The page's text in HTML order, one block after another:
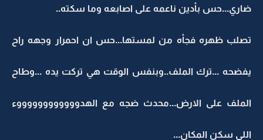
ضاري...حس بأدين ناعمه على اصابعه وما سكته..
تصلب ظهره فجأه من لمستها...حس ان احمرار وجهه راح
يفضحه ...ترك الملف..وبنفس الوقت هي تركت يده ...وطاح
الملف على الارض...محدث ضجه مع الهدووووووووووووء
اللي سكن المكان...